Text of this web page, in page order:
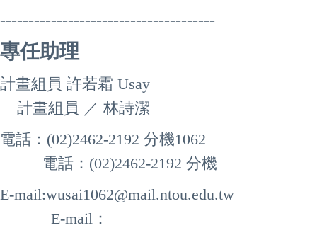
--------------------------------------
專任助理
計畫組員 許若霜 Usay
計畫組員 ／ 林詩潔
電話：(02)2462-2192 分機1062
電話：(02)2462-2192 分機
E-mail:wusai1062@mail.ntou.edu.tw
E-mail：